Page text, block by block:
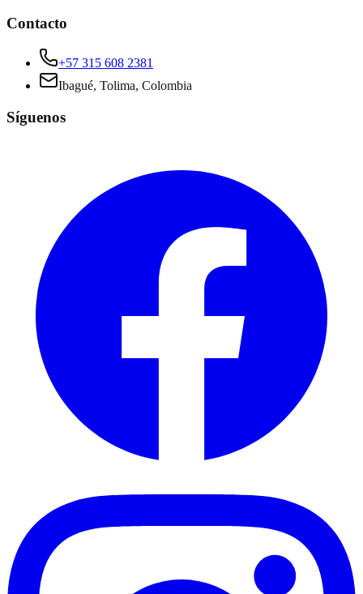
Contacto
+57 315 608 2381
Ibagué, Tolima, Colombia
Síguenos